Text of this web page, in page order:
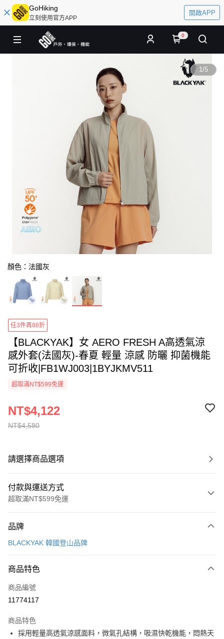
GoHiking
立刻使用官方APP
開啟APP
0
1/5
顏色：法國灰
任3件再88折
【BLACKYAK】女 AERO FRESH A高透氣涼
感外套(法國灰)-春夏 輕量 涼感 防曬 抑菌機能
可折收|FB1WJ003|1BYJKMV511
超取滿NT$599免運
NT$4,580
NT$4,122
請選擇商品選項
付款與運送方式
超取滿NT$599免運
信用卡一次付款
LINE Pay
Apple Pay
悠遊付
品牌
BLACKYAK 韓國登山品牌
商品特色
商品編號
11774117
商品特色
採用輕量高透氣涼感面料，微氣孔結構，吸濕快乾機能，悶熱天